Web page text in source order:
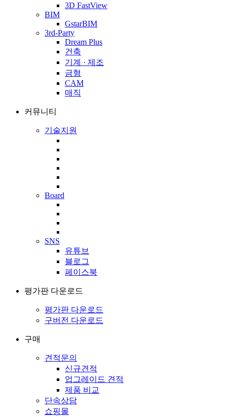
3D FastView
BIM
GstarBIM
3rd-Party
Dream Plus
건축
기계 · 제조
금형
CAM
매직
커뮤니티
기술지원
Board
SNS
유튜브
블로그
페이스북
평가판 다운로드
평가판 다운로드
구버전 다운로드
구매
견적문의
신규견적
업그레이드 견적
제품 비교
단속상담
쇼핑몰